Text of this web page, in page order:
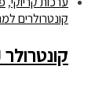
קונטרולרים
קונטרולר DJ די ג’י Pioneer DDJ-FLX4